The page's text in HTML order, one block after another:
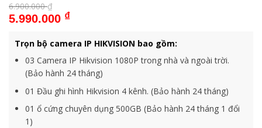
6.900.000₫
Giá gốc là: 6.900.000 ₫.
5.990.000 ₫Giá hiện tại là: 5.990.000 ₫.
Trọn bộ camera IP HIKVISION bao gồm:
03 Camera IP Hikvision 1080P trong nhà và ngoài trời.
(Bảo hành 24 tháng)
01 Đầu ghi hình Hikvision 4 kênh. (Bảo hành 24 tháng)
01 ổ cứng chuyên dụng 500GB (Bảo hành 24 tháng 1 đổi
1)